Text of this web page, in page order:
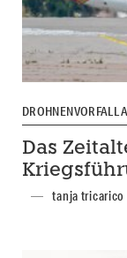
DROHNENVORFALL
Das
tanja tricarico